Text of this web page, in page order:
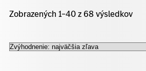
Zobrazených 1–40 z 68 výsledkov